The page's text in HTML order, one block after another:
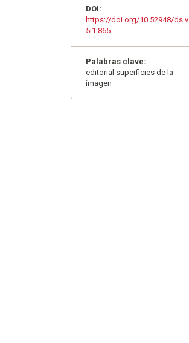
DOI:
https://doi.org/10.52948/ds.v
5i1.865
Palabras clave:
editorial superficies de la
imagen